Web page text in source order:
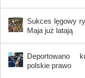
Sukces lęgowy
Maja już latają
Deportowano
polskie prawo